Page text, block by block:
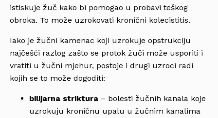
istiskuje žuč kako bi pomogao u probavi teškog
obroka. To može uzrokovati kronični kolecistitis.
Iako je žučni kamenac koji uzrokuje opstrukciju
najčešći razlog zašto se protok žuči može usporiti i
vratiti u žučni mjehur, postoje i drugi uzroci radi
kojih se to može dogoditi:
bilijarna striktura – bolesti žučnih kanala koje
uzrokuju kroničnu upalu u žučnim kanalima